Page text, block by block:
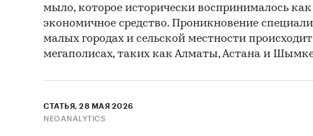
мыло, которое исторически воспринималось как
экономичное средство. Проникновение
малых городах и сельской местности
мегаполисах, таких как Алматы, Астана и
СТАТЬЯ, 28 МАЯ 2026
NEOANALYTICS